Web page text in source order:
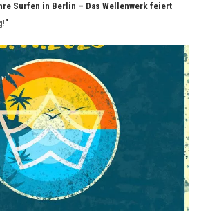
Surfen in Berlin – Das Wellenwerk feiert